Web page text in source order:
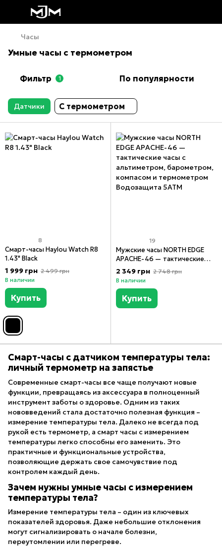
Часы
Умные часы с термометром
Фильтр 1 По популярности
Датчики С термометром
8
Смарт-часы Haylou Watch R8
1.43" Black
1 999 грн 2 499 грн
В наличии
Купить
19
Мужские часы NORTH EDGE
APACHE-46 — тактические
часы с альтиметром,
барометром, компасом и
5ATM
2 349 грн 2 748 грн
В наличии
Купить
Смарт-часы с датчиком температуры тела:
личный термометр на запястье
Современные смарт-часы все чаще получают новые
функции, превращаясь из аксессуара в полноценный
инструмент заботы о здоровье. Одним из таких
нововведений стала достаточно полезная функция –
измерение температуры тела. Далеко не всегда под
рукой есть термометр, а смарт часы с измерением
температуры легко способны его заменить. Это
практичные и функциональные устройства,
позволяющие держать свое самочувствие под
контролем каждый день.
Зачем нужны умные часы с измерением
температуры тела?
Измерение температуры тела – один из ключевых
показателей здоровья. Даже небольшие отклонения
могут сигнализировать о начале болезни,
переутомлении или перегреве.